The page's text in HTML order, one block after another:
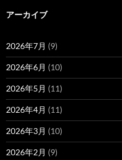
アーカイブ
2026年7月 (9)
2026年6月 (10)
2026年5月 (11)
2026年4月 (11)
2026年3月 (10)
2026年2月 (9)